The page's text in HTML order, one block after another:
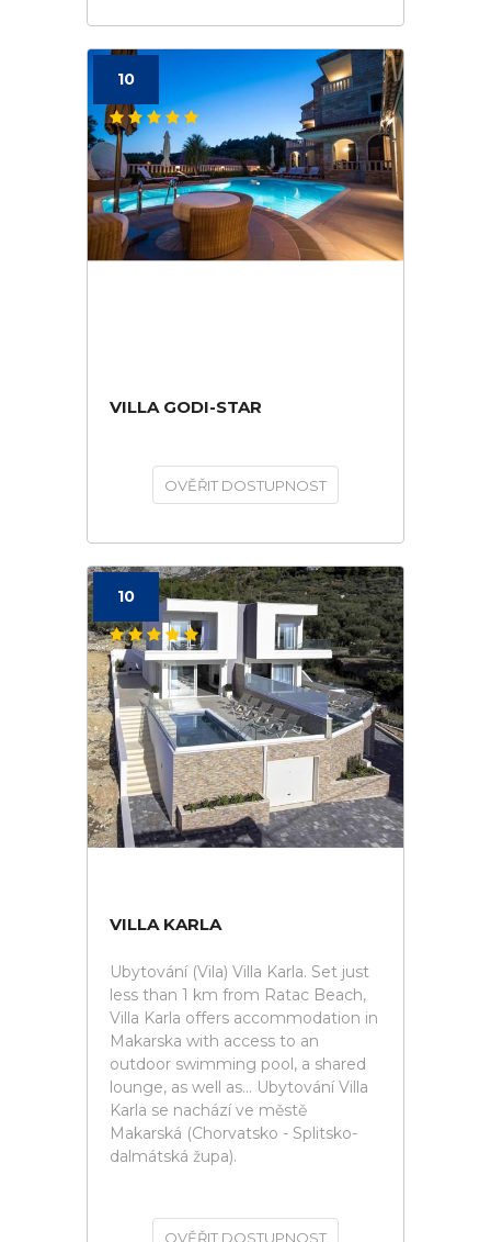
10
VILLA GODI-STAR
OVĚŘIT DOSTUPNOST
10
VILLA KARLA
Ubytování (Vila) Villa Karla. Set just
less than 1 km from Ratac Beach,
Villa Karla offers accommodation in
Makarska with access to an
outdoor swimming pool, a shared
lounge, as well as... Ubytování Villa
Karla se nachází ve městě
Makarská (Chorvatsko - Splitsko-
dalmátská župa).
OVĚŘIT DOSTUPNOST